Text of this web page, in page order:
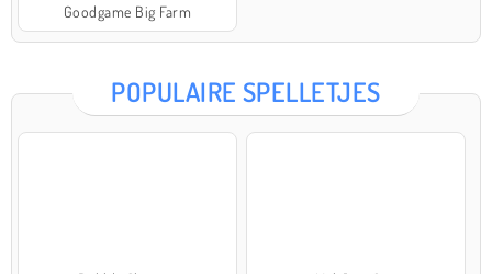
Goodgame Big Farm
POPULAIRE SPELLETJES